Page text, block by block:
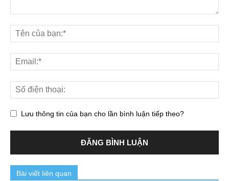
Lưu thông tin của bạn cho lần bình luận tiếp theo?
Bài viết liên quan